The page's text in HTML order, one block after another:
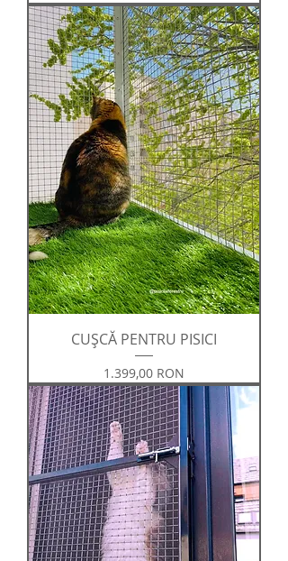
CUȘCĂ PENTRU PISICI
Preț
1.399,00 RON